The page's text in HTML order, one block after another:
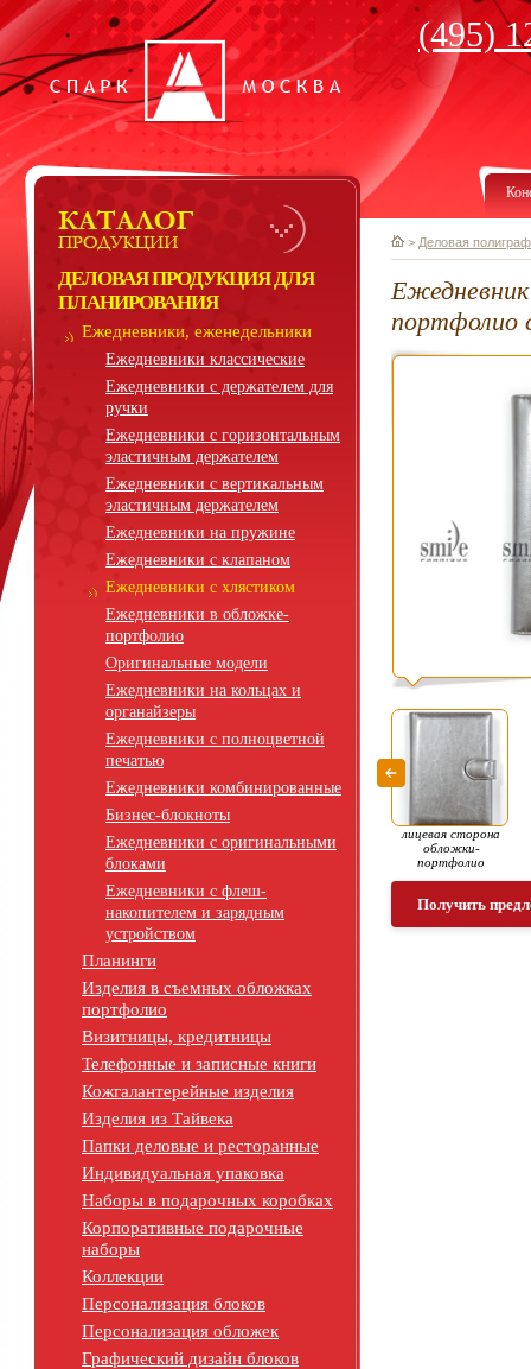
(495)
ДЕЛОВАЯ ПРОДУКЦИЯ ДЛЯ
ПЛАНИРОВАНИЯ
Ежедневники, еженедельники
Ежедневники классические
Ежедневники с держателем для
ручки
Ежедневники с горизонтальным
эластичным держателем
Ежедневники с вертикальным
эластичным держателем
Ежедневники на пружине
Ежедневники с клапаном
Ежедневники с хлястиком
Ежедневники в обложке-
портфолио
Оригинальные модели
Ежедневники на кольцах и
органайзеры
Ежедневники с полноцветной
печатью
Ежедневники комбинированные
Бизнес-блокноты
Ежедневники с оригинальными
блоками
Ежедневники с флеш-
накопителем и зарядным
устройством
Планинги
Изделия в съемных обложках
портфолио
Визитницы, кредитницы
Телефонные и записные книги
Кожгалантерейные изделия
Изделия из Тайвека
Папки деловые и ресторанные
Индивидуальная упаковка
Наборы в подарочных коробках
Корпоративные подарочные
наборы
Коллекции
Персонализация блоков
Персонализация обложек
Графический дизайн блоков
> Деловая
портфолио
лицевая сторона
обложки-
портфолио
Получить